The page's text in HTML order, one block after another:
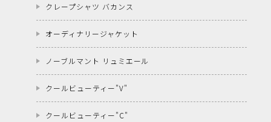
クレープシャツ バカンス
オーディナリージャケット
ノーブルマント リュミエール
クールビューティー"V"
クールビューティー"C"